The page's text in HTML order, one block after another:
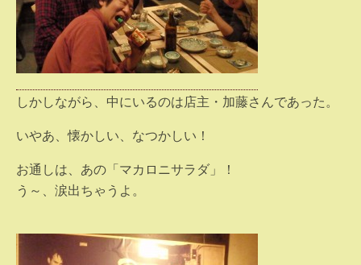
しかしながら、中にいるのは店主・加藤さんであった。
いやあ、懐かしい、なつかしい！
お通しは、あの「マカロニサラダ」！
う～、涙出ちゃうよ。